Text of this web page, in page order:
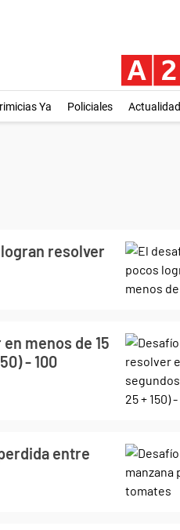
Ya Policiales Actualidad
resolver
menos de 15
- 100
entre